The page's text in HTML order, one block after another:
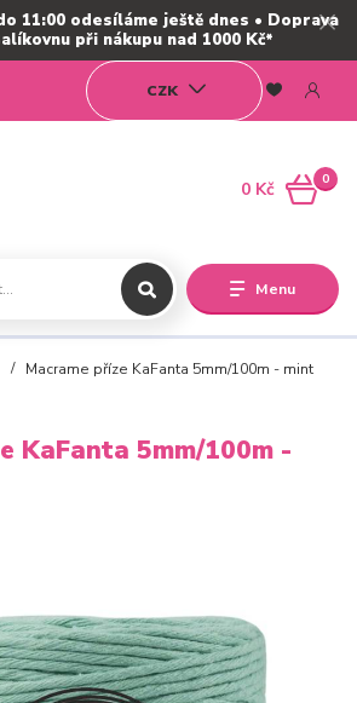
11:00 odesíláme ještě dnes • Doprava
při nákupu nad 1000 Kč*
Menu
CZK
0
0 Kč
Macrame příze KaFanta 5mm/100m - mint
KaFanta 5mm/100m -